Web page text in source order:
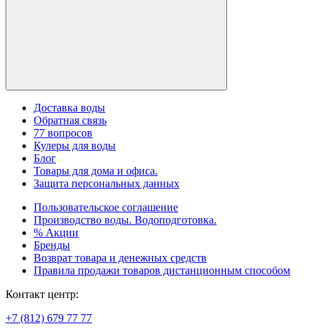
Доставка воды
Обратная связь
77 вопросов
Кулеры для воды
Блог
Товары для дома и офиса.
Защита персональных данных
Пользовательское соглашение
Производство воды. Водоподготовка.
% Акции
Бренды
Возврат товара и денежных средств
Правила продажи товаров дистанционным способом
Контакт центр:
+7 (812) 679 77 77